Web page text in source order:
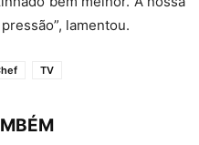
lamentou.
TV